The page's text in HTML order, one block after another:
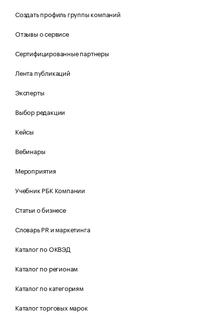
Создать профиль группы компаний
Отзывы о сервисе
Сертифицированные партнеры
Лента публикаций
Эксперты
Выбор редакции
Кейсы
Вебинары
Мероприятия
Учебник РБК Компании
Статьи о бизнесе
Словарь PR и маркетинга
Каталог по ОКВЭД
Каталог по регионам
Каталог по категориям
Каталог торговых марок